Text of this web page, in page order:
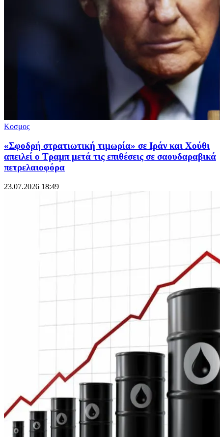
Κοσμος
«Σφοδρή στρατιωτική τιμωρία» σε Ιράν και Χούθι
απειλεί ο Τραμπ μετά τις επιθέσεις σε σαουδαραβικά
πετρελαιοφόρα
23.07.2026 18:49